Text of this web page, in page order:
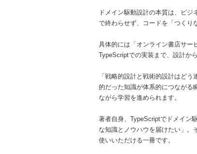
ドメイン駆動設計の本質は、ビ
で終わらせず、コードを「つくり
具体的には「オンライン書店サー
TypeScriptでの実装まで、設計か
「戦略的設計と戦術的設計はど
的だった知識が体系的につながる
ながら学習を進められます。
著者自身、TypeScriptでドメイン
な知識とノウハウを届けたい」。
使いいただける一冊です。